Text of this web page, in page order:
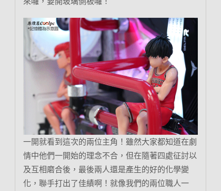
一開就看到這次的兩位主角！雖然大家都知道在劇
情中他們一開始的理念不合，但在隨著四處征討以
及互相磨合後，最後兩人還是產生的好的化學變
化，聯手打出了佳績啊！就像我們的兩位職人一